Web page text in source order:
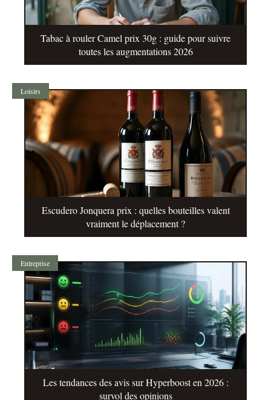
Tabac à rouler Camel prix 30g : guide pour suivre
toutes les augmentations 2026
Loisirs
Escudero Jonquera prix : quelles bouteilles valent
vraiment le déplacement ?
Entreprise
Les tendances des avis sur Hyperboost en 2026 :
survol des opinions